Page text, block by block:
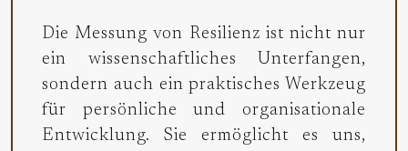
Die Messung von Resilienz ist nicht nur
ein wissenschaftliches Unterfangen,
sondern auch ein praktisches Werkzeug
für persönliche und organisationale
Entwicklung. Sie ermöglicht es uns,